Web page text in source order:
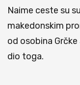
Naime ceste su
makedonskim
od osobina
dio toga.